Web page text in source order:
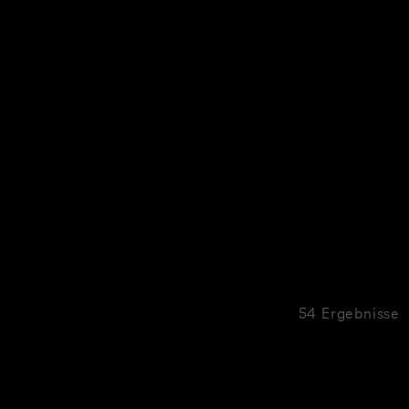
54 Ergebnisse